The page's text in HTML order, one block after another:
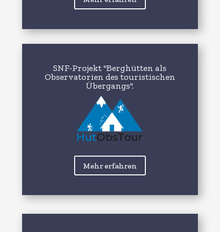
SNF-Projekt "Berghütten als
Observatorien des touristischen
Übergangs".
Mehr erfahren